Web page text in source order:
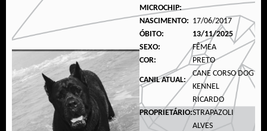
MICROCHIP:
NASCIMENTO: 17/06/2017
ÓBITO:
13/11/2025
SEXO:
FÊMEA
COR:
PRETO
CANIL ATUAL:
CANE CORSO DOG
KENNEL
PROPRIETÁRIO:
RICARDO
STRAPAZOLI
ALVES